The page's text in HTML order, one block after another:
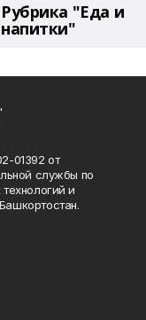
Рубрика "Еда и
напитки"
01392 от
службы по
и